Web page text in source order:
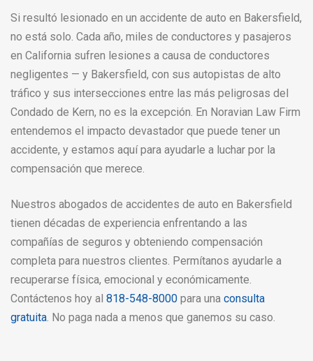
Si resultó lesionado en un accidente de auto en Bakersfield,
no está solo. Cada año, miles de conductores y pasajeros
en California sufren lesiones a causa de conductores
negligentes — y Bakersfield, con sus autopistas de alto
tráfico y sus intersecciones entre las más peligrosas del
Condado de Kern, no es la excepción. En Noravian Law Firm
entendemos el impacto devastador que puede tener un
accidente, y estamos aquí para ayudarle a luchar por la
compensación que merece.
Nuestros abogados de accidentes de auto en Bakersfield
tienen décadas de experiencia enfrentando a las
compañías de seguros y obteniendo compensación
completa para nuestros clientes. Permítanos ayudarle a
recuperarse física, emocional y económicamente.
Contáctenos hoy al 818-548-8000 para una consulta
gratuita. No paga nada a menos que ganemos su caso.